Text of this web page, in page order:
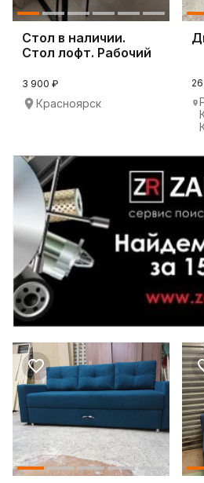
Стол в наличии.
Стол лофт. Рабочий
3 900 ₽
Красноярск